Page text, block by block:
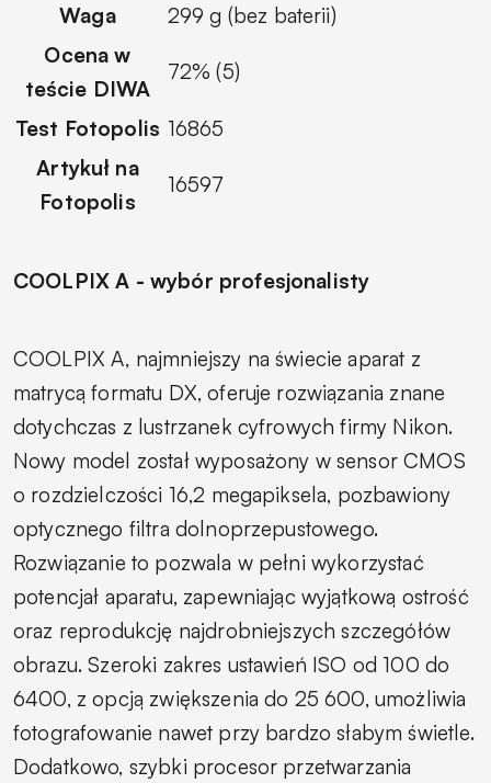
Waga
299 g (bez baterii)
Ocena w
teście DIWA
72% (5)
Test Fotopolis 16865
Artykuł na
Fotopolis
16597
COOLPIX A - wybór profesjonalisty
COOLPIX A, najmniejszy na świecie aparat z
matrycą formatu DX, oferuje rozwiązania znane
dotychczas z lustrzanek cyfrowych firmy Nikon.
Nowy model został wyposażony w sensor CMOS
o rozdzielczości 16,2 megapiksela, pozbawiony
optycznego filtra dolnoprzepustowego.
Rozwiązanie to pozwala w pełni wykorzystać
potencjał aparatu, zapewniając wyjątkową ostrość
oraz reprodukcję najdrobniejszych szczegółów
obrazu. Szeroki zakres ustawień ISO od 100 do
6400, z opcją zwiększenia do 25 600, umożliwia
fotografowanie nawet przy bardzo słabym świetle.
Dodatkowo, szybki procesor przetwarzania